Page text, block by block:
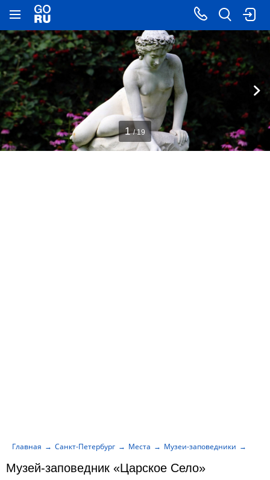
Музей-заповедник «Царское Село»
Главная Санкт-Петербург Места Музеи-заповедники
1 / 19